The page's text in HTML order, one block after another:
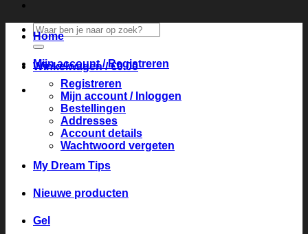
Zoeken
naar:
Winkelwagen /€0.00
Home
Mijn account / Registreren
Registreren
Mijn account / Inloggen
Bestellingen
Addresses
Account details
Wachtwoord vergeten
My Dream Tips
Nieuwe producten
Gel